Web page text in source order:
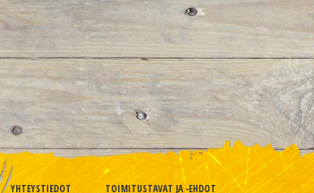
YHTEYSTIEDOT TOIMITUSTAVAT JA -EHDOT